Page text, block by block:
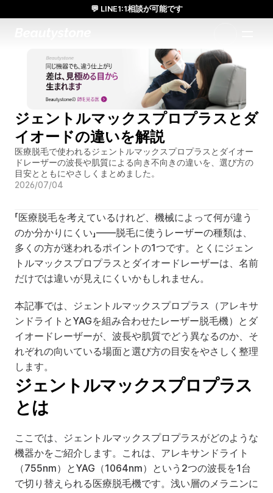
ジェントルマックスプロプラスとダ
イオードの違いを解説
医療脱毛で使われるジェントルマックスプロプラスとダイオー
ドレーザーの波長や肌質による向き不向きの違いを、選び方の
目安とともにやさしくまとめました。
2026/07/04
「医療脱毛を考えているけれど、機械によって何が違う
のか分かりにくい」——脱毛に使うレーザーの種類は、
多くの方が迷われるポイントの1つです。とくにジェン
トルマックスプロプラスとダイオードレーザーは、名前
だけでは違いが見えにくいかもしれません。
本記事では、ジェントルマックスプロプラス（アレキサ
ンドライトとYAGを組み合わせたレーザー脱毛機）とダ
イオードレーザーが、波長や肌質でどう異なるのか、そ
れぞれの向いている場面と選び方の目安をやさしく整理
します。
ジェントルマックスプロプラス
とは
ここでは、ジェントルマックスプロプラスがどのような
機器かをご紹介します。これは、アレキサンドライト
（755nm）とYAG（1064nm）という2つの波長を1台
で切り替えられる医療脱毛機です。浅い層のメラニンに
💬 LINE1:1相談が可能です
日本人通訳常駐／お得な体験価格／満足度の高い効果